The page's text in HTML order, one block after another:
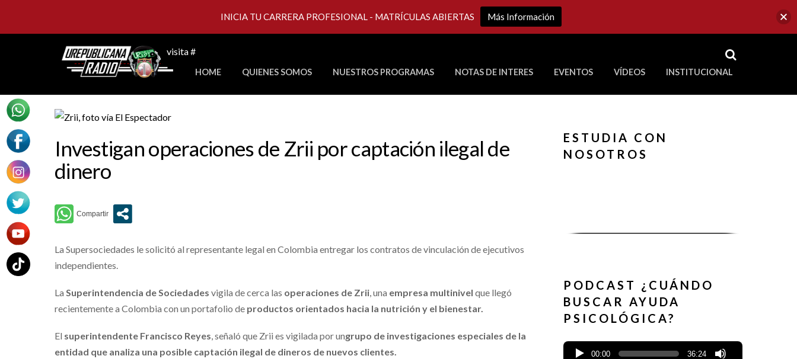
visita # RSS
HOME QUIENES SOMOS NUESTROS PROGRAMAS NOTAS DE INTERES EVENTOS VÍDEOS INSTITUCIONAL
Investigan operaciones de Zrii por captación ilegal de
dinero
La Supersociedades le solicitó al representante legal en Colombia entregar los contratos de vinculación de ejecutivos
independientes.
La Superintendencia de Sociedades vigila de cerca las operaciones de Zrii, una empresa multinivel que llegó
recientemente a Colombia con un portafolio de productos orientados hacia la nutrición y el bienestar.
El superintendente Francisco Reyes, señaló que Zrii es vigilada por ungrupo de investigaciones especiales de la
entidad que analiza una posible captación ilegal de dineros de nuevos clientes.
ESTUDIA CON
NOSOTROS
PODCAST ¿CUÁNDO
BUSCAR AYUDA
PSICOLÓGICA?
00:00 36:24
INICIA TU CARRERA PROFESIONAL - MATRÍCULAS ABIERTAS Más Información